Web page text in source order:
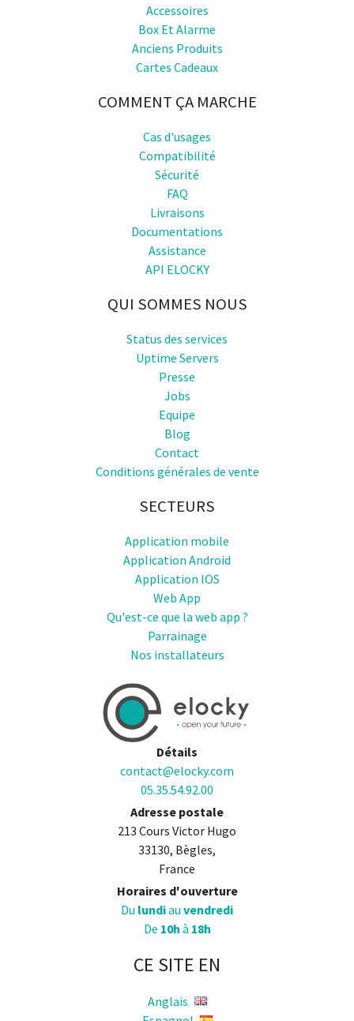
Accessoires
Box Et Alarme
Anciens Produits
Cartes Cadeaux
COMMENT ÇA MARCHE
Cas d'usages
Compatibilité
Sécurité
FAQ
Livraisons
Documentations
Assistance
API ELOCKY
QUI SOMMES NOUS
Status des services
Uptime Servers
Presse
Jobs
Equipe
Blog
Contact
Conditions générales de vente
SECTEURS
Application mobile
Application Android
Application IOS
Web App
Qu'est-ce que la web app ?
Parrainage
Nos installateurs
Détails
contact@elocky.com
05.35.54.92.00
Adresse postale
213 Cours Victor Hugo
33130, Bègles,
France
Horaires d'ouverture
Du lundiau vendredi
De 10h à 18h
CE SITE EN
Anglais